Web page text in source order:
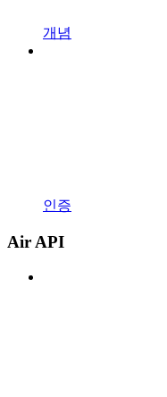
개념
인증
Air API